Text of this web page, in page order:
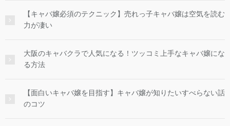
【キャバ嬢必須のテクニック】売れっ子キャバ嬢は空気を読む
力が凄い
大阪のキャバクラで人気になる！ツッコミ上手なキャバ嬢にな
る方法
【面白いキャバ嬢を目指す】キャバ嬢が知りたいすべらない話
のコツ